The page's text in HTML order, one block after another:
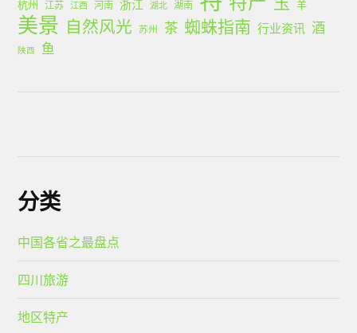
杭州 江苏 江西 河南 浙江 湖北 湖南 羊
美景 自然风光 苏州 茶 蜘蛛指南 行业资讯 酒
陕西 鱼
分类
中国各省之最盘点
四川旅游
地区特产